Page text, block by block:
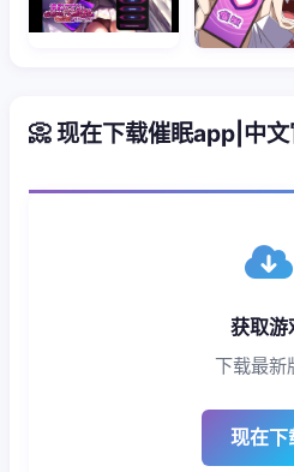
📀 现在下载催眠app|中文
获取游
下载最新
现在下